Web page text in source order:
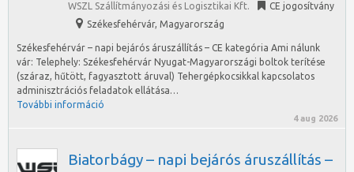
WSZL Szállítmányozási és Logisztikai Kft.
CE jogosítvány
Székesfehérvár, Magyarország
Székesfehérvár – napi bejárós áruszállítás – CE kategória Ami nálunk
vár: Telephely: Székesfehérvár Nyugat-Magyarországi boltok terítése
(száraz, hűtött, fagyasztott áruval) Tehergépkocsikkal kapcsolatos
adminisztrációs feladatok ellátása…
További információ
4 aug 2026
Biatorbágy – napi bejárós áruszállítás –